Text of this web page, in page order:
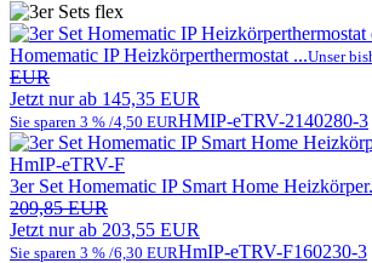
Homematic IP Heizkörperthermostat ...Unser
EUR
Jetzt nur ab 145,35 EUR
Sie sparen 3 % /4,50 EURHMIP-eTRV-2140280-3
3er Set Homematic IP Smart Home
209,85 EUR
Jetzt nur ab 203,55 EUR
Sie sparen 3 % /6,30 EURHmIP-eTRV-F160230-3